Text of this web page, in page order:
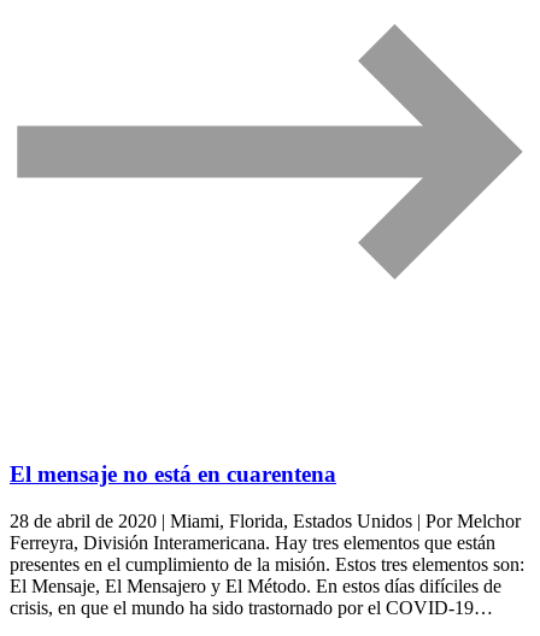
El mensaje no está en cuarentena
28 de abril de 2020 | Miami, Florida, Estados Unidos | Por Melchor
Ferreyra, División Interamericana. Hay tres elementos que están
presentes en el cumplimiento de la misión. Estos tres elementos son:
El Mensaje, El Mensajero y El Método. En estos días difíciles de
crisis, en que el mundo ha sido trastornado por el COVID-19…